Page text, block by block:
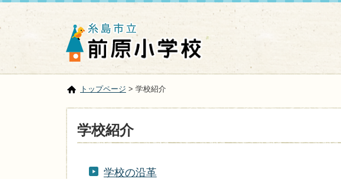
トップページ > 学校紹介
学校紹介
学校の沿革